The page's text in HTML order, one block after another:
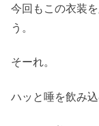
今回もこの衣装
う。
そーれ。
ハッと唾を飲み込